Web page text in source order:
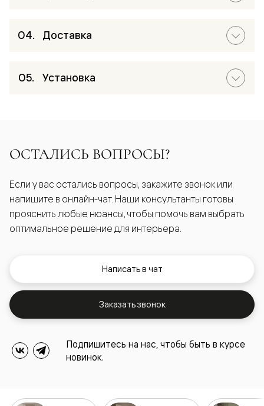
Доставка
Установка
ОСТАЛИСЬ ВОПРОСЫ?
Если у вас остались вопросы, закажите звонок или
напишите в онлайн-чат. Наши консультанты готовы
прояснить любые нюансы, чтобы помочь вам выбрать
оптимальное решение для интерьера.
Написать в чат
Заказать звонок
Подпишитесь на нас, чтобы быть в курсе
новинок.